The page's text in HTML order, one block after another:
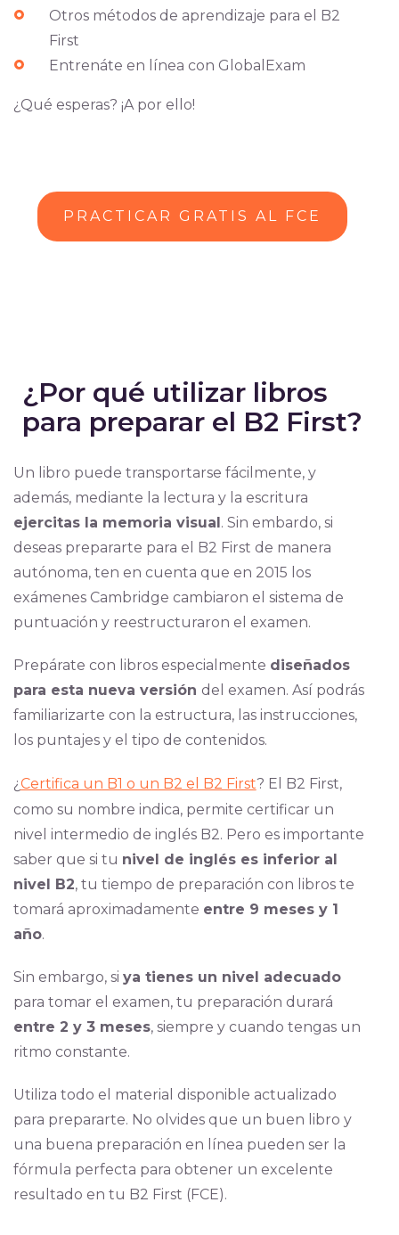
Otros métodos de aprendizaje para el B2
First
Entrenáte en línea con GlobalExam
¿Qué esperas? ¡A por ello!
PRACTICAR GRATIS AL FCE
¿Por qué utilizar libros
para preparar el B2 First?
Un libro puede transportarse fácilmente, y
además, mediante la lectura y la escritura
ejercitas la memoria visual. Sin embardo, si
deseas prepararte para el B2 First de manera
autónoma, ten en cuenta que en 2015 los
exámenes Cambridge cambiaron el sistema de
puntuación y reestructuraron el examen.
Prepárate con libros especialmente diseñados
para esta nueva versión del examen. Así podrás
familiarizarte con la estructura, las instrucciones,
los puntajes y el tipo de contenidos.
¿Certifica un B1 o un B2 el B2 First? El B2 First,
como su nombre indica, permite certificar un
nivel intermedio de inglés B2. Pero es importante
saber que si tu nivel de inglés es inferior al
nivel B2, tu tiempo de preparación con libros te
tomará aproximadamente entre 9 meses y 1
año.
Sin embargo, si ya tienes un nivel adecuado
para tomar el examen, tu preparación durará
entre 2 y 3 meses, siempre y cuando tengas un
ritmo constante.
Utiliza todo el material disponible actualizado
para prepararte. No olvides que un buen libro y
una buena preparación en línea pueden ser la
fórmula perfecta para obtener un excelente
resultado en tu B2 First (FCE).